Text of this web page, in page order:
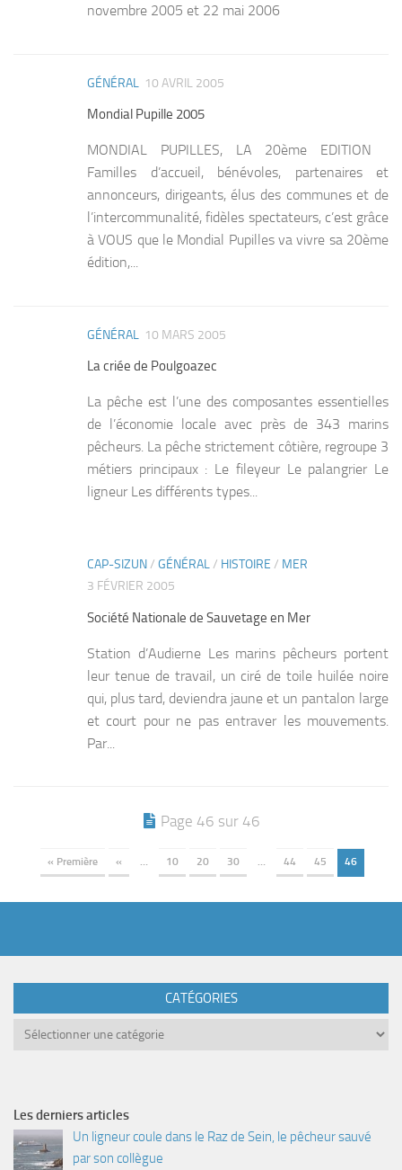
novembre 2005 et 22 mai 2006
GÉNÉRAL 10 AVRIL 2005
Mondial Pupille 2005
MONDIAL PUPILLES, LA 20ème EDITION
Familles d’accueil, bénévoles, partenaires et
annonceurs, dirigeants, élus des communes et de
l’intercommunalité, fidèles spectateurs, c’est grâce
à VOUS que le Mondial Pupilles va vivre sa 20ème
édition,...
GÉNÉRAL 10 MARS 2005
La criée de Poulgoazec
La pêche est l’une des composantes essentielles
de l’économie locale avec près de 343 marins
pêcheurs. La pêche strictement côtière, regroupe 3
métiers principaux : Le fileyeur Le palangrier Le
ligneur Les différents types...
CAP-SIZUN/ GÉNÉRAL/ HISTOIRE / MER
3 FÉVRIER 2005
Société Nationale de Sauvetage en Mer
Station d’Audierne Les marins pêcheurs portent
leur tenue de travail, un ciré de toile huilée noire
qui, plus tard, deviendra jaune et un pantalon large
et court pour ne pas entraver les mouvements.
Par...
Page 46 sur 46
« Première « 10 20 30 44 45 46
CATÉGORIES
Catégories
Les derniers articles
Un ligneur coule dans le Raz de Sein, le pêcheur sauvé
par son collègue